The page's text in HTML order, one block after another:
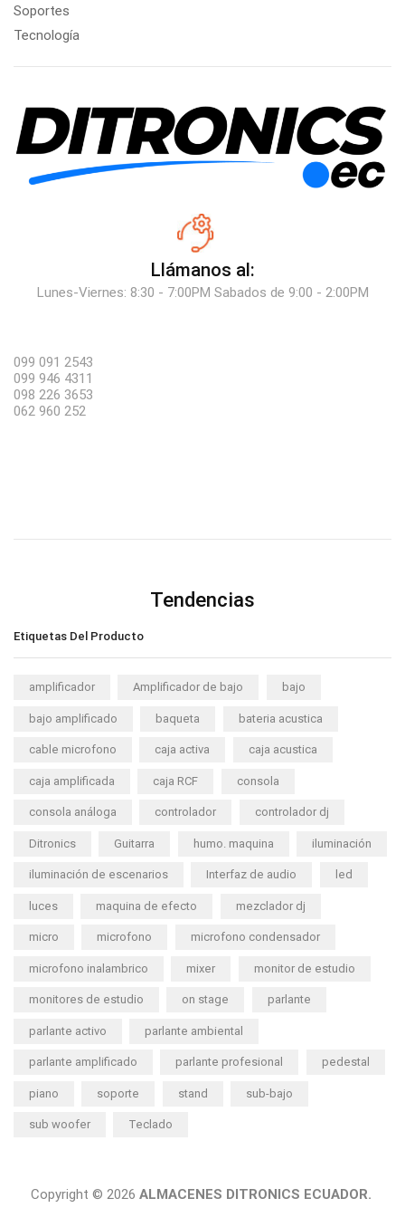
Soportes
Tecnología
Llámanos al:
Lunes-Viernes: 8:30 - 7:00PM Sabados de 9:00 - 2:00PM
099 091 2543
099 946 4311
098 226 3653
062 960 252
Tendencias
Etiquetas Del Producto
amplificador Amplificador de bajo bajo
bajo amplificado baqueta bateria acustica
cable microfono caja activa caja acustica
caja amplificada caja RCF consola
consola análoga controlador controlador dj
Ditronics Guitarra humo. maquina iluminación
iluminación de escenarios Interfaz de audio led
luces maquina de efecto mezclador dj
micro microfono microfono condensador
microfono inalambrico mixer monitor de estudio
monitores de estudio on stage parlante
parlante activo parlante ambiental
parlante amplificado parlante profesional pedestal
piano soporte stand sub-bajo
sub woofer Teclado
Copyright © 2026 ALMACENES DITRONICS ECUADOR.